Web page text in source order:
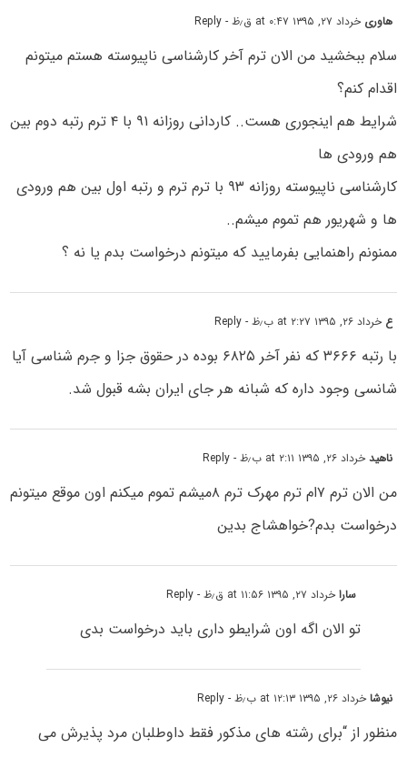
هاوری خرداد ۲۷, ۱۳۹۵ at ۰:۴۷ ق٫ظ - Reply
سلام ببخشید من الان ترم آخر کارشناسی ناپیوسته هستم میتونم
اقدام کنم؟
شرایط هم اینجوری هست.. کاردانی روزانه ۹۱ با ۴ ترم رتبه دوم بین
هم ورودی ها
کارشناسی ناپیوسته روزانه ۹۳ با ترم ترم و رتبه اول بین هم ورودی
ها و شهریور هم تموم میشم..
ممنونم راهنمایی بفرمایید که میتونم درخواست بدم یا نه ؟
ع خرداد ۲۶, ۱۳۹۵ at ۲:۲۷ ب٫ظ - Reply
با رتبه ۳۶۶۶ که نفر آخر ۶۸۲۵ بوده در حقوق جزا و جرم شناسی آیا
شانسی وجود داره که شبانه هر جای ایران بشه قبول شد.
ناهیدخرداد ۲۶, ۱۳۹۵ at ۲:۱۱ ب٫ظ - Reply
من الان ترم ۷ام ترم مهرک ترم ۸میشم تموم میکنم اون موقع میتونم
درخواست بدم?خواهشاج بدین
ساراخرداد ۲۷, ۱۳۹۵ at ۱۱:۵۶ ق٫ظ - Reply
تو الان اگه اون شرایطو داری باید درخواست بدی
نیوشاخرداد ۲۶, ۱۳۹۵ at ۱۲:۱۳ ب٫ظ - Reply
منظور از “برای رشته های مذکور فقط داوطلبان مرد پذیرش می